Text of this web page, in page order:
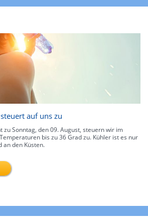
auf uns zu
zu Sonntag, den 09. August, steuern wir im
bis zu 36 Grad zu. Kühler ist es nur
an den Küsten.